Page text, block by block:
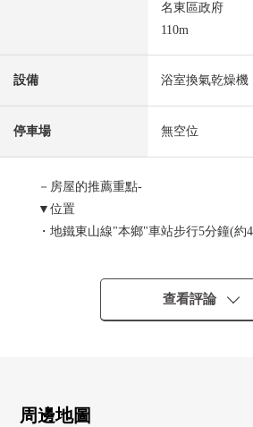
名東區政府
110m
設備 浴室換氣乾燥機
停車場 無空位
－房屋的推薦重點-
▼位置
・地鐵東山線"本鄉"車站步行5分鐘(約
・鋼筋混凝土造8樓核算的7樓部分所在
・私人使用面積70.28平方公尺、3LDK
查看評論
周邊地圖